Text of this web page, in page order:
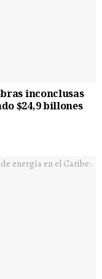
inconclusas
$24,9 billones